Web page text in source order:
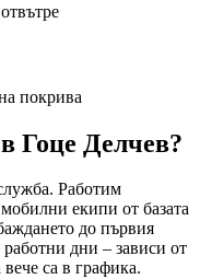
покрива
в Гоце Делчев?
Работим
екипи от базата
до първия
работни дни – зависи от
са в графика.